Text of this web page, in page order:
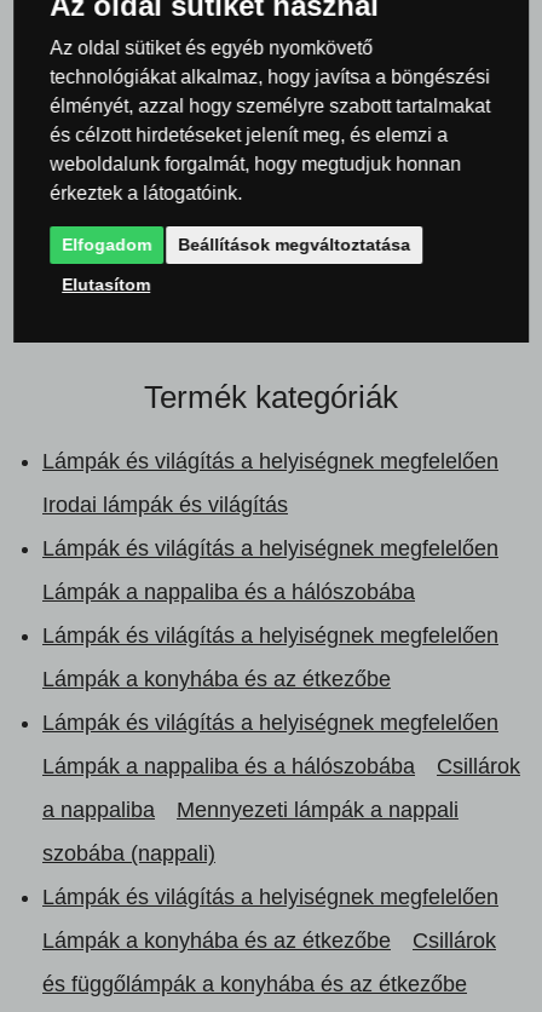
0×
0×
Termék kategóriák
Lámpák és világítás a helyiségnek megfelelően
Irodai lámpák és világítás
Lámpák és világítás a helyiségnek megfelelően
Lámpák a nappaliba és a hálószobába
Lámpák és világítás a helyiségnek megfelelően
Lámpák a konyhába és az étkezőbe
Lámpák és világítás a helyiségnek megfelelően
Lámpák a nappaliba és a hálószobába
Csillárok
a nappaliba
Mennyezeti lámpák a nappali
szobába (nappali)
Lámpák és világítás a helyiségnek megfelelően
Lámpák a konyhába és az étkezőbe
Csillárok
és függőlámpák a konyhába és az étkezőbe
Az oldal sütiket és egyéb nyomkövető
technológiákat alkalmaz, hogy javítsa a böngészési
élményét, azzal hogy személyre szabott tartalmakat
és célzott hirdetéseket jelenít meg, és elemzi a
weboldalunk forgalmát, hogy megtudjuk honnan
érkeztek a látogatóink.
Elfogadom Beállítások megváltoztatása
Elutasítom